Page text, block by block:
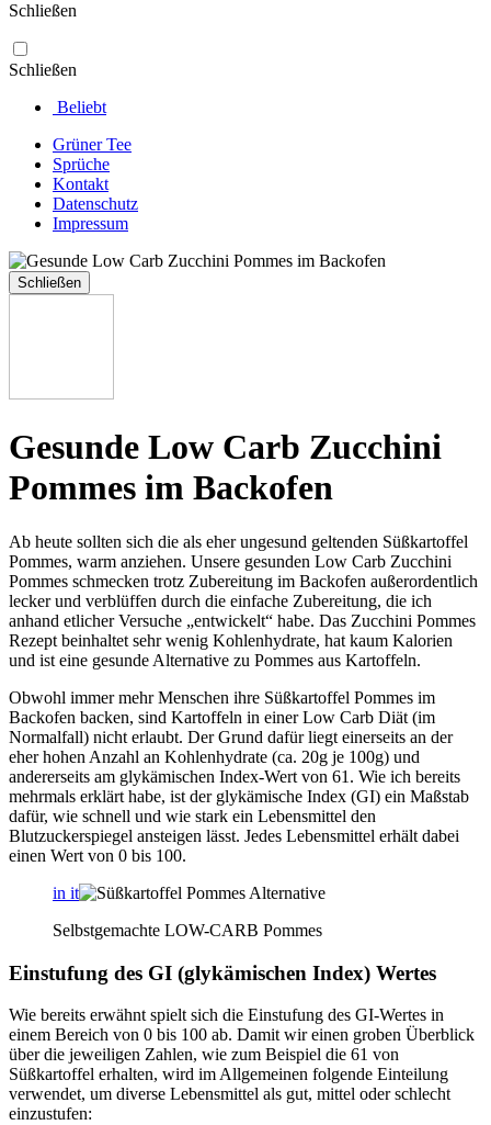
Schließen
Schließen
Beliebt
Grüner Tee
Sprüche
Kontakt
Datenschutz
Impressum
Schließen
Gesunde Low Carb Zucchini
Pommes im Backofen
Ab heute sollten sich die als eher ungesund geltenden Süßkartoffel
Pommes, warm anziehen. Unsere gesunden Low Carb Zucchini
Pommes schmecken trotz Zubereitung im Backofen außerordentlich
lecker und verblüffen durch die einfache Zubereitung, die ich
anhand etlicher Versuche „entwickelt“ habe. Das Zucchini Pommes
Rezept beinhaltet sehr wenig Kohlenhydrate, hat kaum Kalorien
und ist eine gesunde Alternative zu Pommes aus Kartoffeln.
Obwohl immer mehr Menschen ihre Süßkartoffel Pommes im
Backofen backen, sind Kartoffeln in einer Low Carb Diät (im
Normalfall) nicht erlaubt. Der Grund dafür liegt einerseits an der
eher hohen Anzahl an Kohlenhydrate (ca. 20g je 100g) und
andererseits am glykämischen Index-Wert von 61. Wie ich bereits
mehrmals erklärt habe, ist der glykämische Index (GI) ein Maßstab
dafür, wie schnell und wie stark ein Lebensmittel den
Blutzuckerspiegel ansteigen lässt. Jedes Lebensmittel erhält dabei
einen Wert von 0 bis 100.
in it
Selbstgemachte LOW-CARB Pommes
Einstufung des GI (glykämischen Index) Wertes
Wie bereits erwähnt spielt sich die Einstufung des GI-Wertes in
einem Bereich von 0 bis 100 ab. Damit wir einen groben Überblick
über die jeweiligen Zahlen, wie zum Beispiel die 61 von
Süßkartoffel erhalten, wird im Allgemeinen folgende Einteilung
verwendet, um diverse Lebensmittel als gut, mittel oder schlecht
einzustufen: